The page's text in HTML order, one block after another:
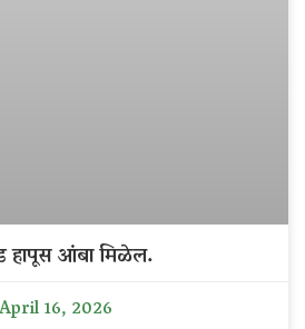
हापूस आंबा मिळेल.
April 16, 2026